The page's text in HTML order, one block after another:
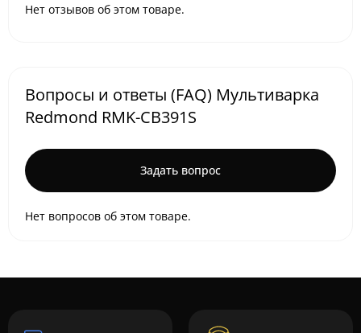
Нет отзывов об этом товаре.
Вопросы и ответы (FAQ) Мультиварка
Redmond RMK-CB391S
Задать вопрос
Нет вопросов об этом товаре.